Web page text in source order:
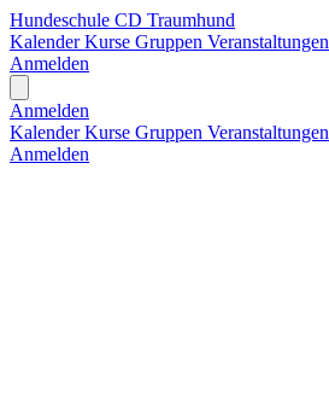
Hundeschule CD Traumhund
KalenderKurse Gruppen Veranstaltungen
Anmelden
Anmelden
KalenderKurse Gruppen Veranstaltungen
Anmelden